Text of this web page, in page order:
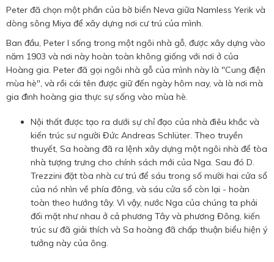
Peter đã chọn một phần của bờ biển Neva giữa Namless Yerik và
dòng sông Miya để xây dựng nơi cư trú của mình.
Ban đầu, Peter I sống trong một ngôi nhà gỗ, được xây dựng vào
năm 1903 và nơi này hoàn toàn không giống với nơi ở của
Hoàng gia. Peter đã gọi ngôi nhà gỗ của mình này là "Cung điện
mùa hè", và rồi cái tên được giữ đến ngày hôm nay, và là nơi mà
gia đình hoàng gia thực sự sống vào mùa hè.
Nội thất được tạo ra dưới sự chỉ đạo của nhà điêu khắc và
kiến ​​trúc sư người Đức Andreas Schlüter. Theo truyền
thuyết, Sa hoàng đã ra lệnh xây dựng một ngôi nhà để tòa
nhà tượng trưng cho chính sách mới của Nga. Sau đó D.
Trezzini đặt tòa nhà cư trú để sáu trong số mười hai cửa sổ
của nó nhìn về phía đông, và sáu cửa sổ còn lại - hoàn
toàn theo hướng tây. Vì vậy, nước Nga của chúng ta phải
đối mặt như nhau ở cả phương Tây và phương Đông, kiến ​​
trúc sư đã giải thích và Sa hoàng đã chấp thuận biểu hiện ý
tưởng này của ông.